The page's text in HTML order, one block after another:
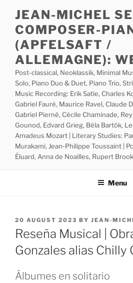
content
JEAN-MICHEL
COMPOSER-
(APFELSAFT /
ALLEMAGNE):
Post-classical, Neoklassik, Minimal
Solo, Piano Duo & Duet, Piano Trio,
Music Recording: Erik Satie, Charles
Gabriel Fauré, Maurice Ravel, Claude
Gabriel Pierné, Cécile Chaminade,
Gounod, Edvard Grieg, Béla Bartók,
Amadeus Mozart | Literary Studies:
Murakami, Jean-Philippe Toussaint |
Éluard, Anna de Noailles, Rupert
Menu
POSTED
ON
20 AUGUST 2023 BY JEAN-
Reseña Musical |
Gonzales alias Chilly
Álbumes en solitario